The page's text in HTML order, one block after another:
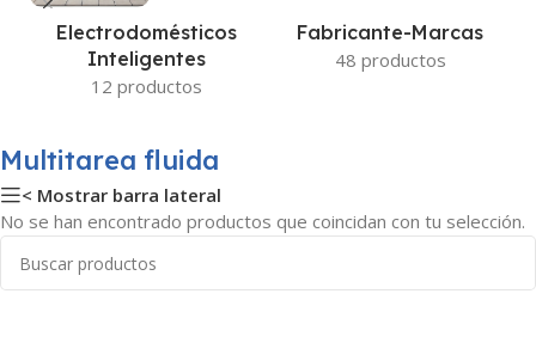
Electrodomésticos
Inteligentes
12 productos
Fabricante-Marcas
48 productos
Multitarea fluida
< Mostrar barra lateral
No se han encontrado productos que coincidan con tu selección.